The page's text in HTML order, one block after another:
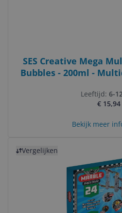
SES Creative Mega
Bubbles - 200ml -
Leeftijd: 6-
€ 15,94
Bekijk meer
Vergelijken